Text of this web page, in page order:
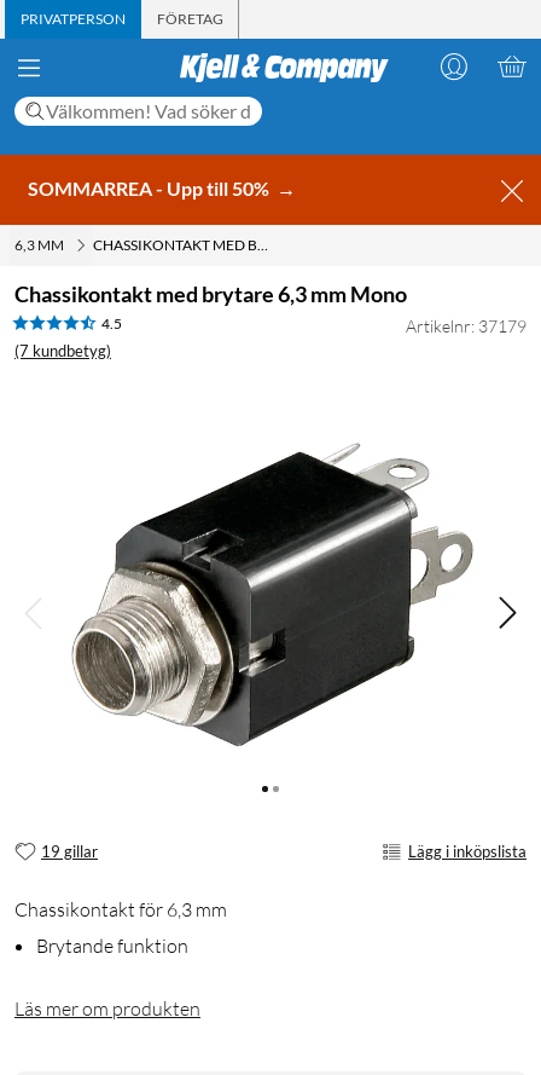
PRIVATPERSON FÖRETAG
SOMMARREA - Upp till 50% →
6,3 MM CHASSIKONTAKT MED BRYTARE 6,3 MM MONO
Chassikontakt med brytare 6,3 mm Mono
4.5
(7 kundbetyg)
Artikelnr: 37179
19 gillar Lägg i inköpslista
Chassikontakt för 6,3 mm
Brytande funktion
Läs mer om produkten